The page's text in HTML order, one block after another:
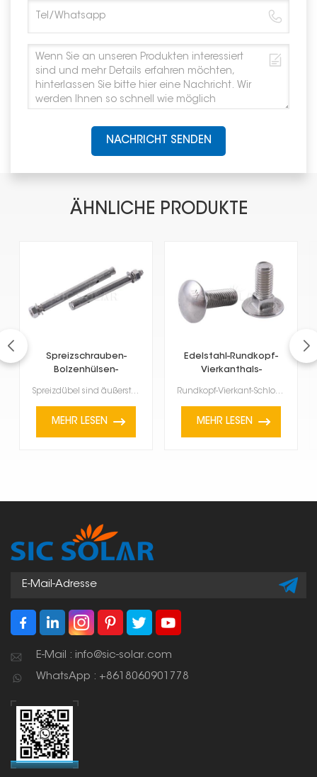
NACHRICHT SENDEN
ÄHNLICHE PRODUKTE
Spreizschrauben-
Bolzenhülsen-
Spreizdübel sind äußerst vielseitig und robust. Sie wurden für extrem stabile Verbindungen bei allen...
MEHR LESEN
Edelstahl-Rundkopf-
Vierkanthals-
Rundkopf-Vierkant-Schlossschrauben aus Edelstahl sind eine spezielle Art von Befestigungselementen u...
MEHR LESEN
E-Mail : info@sic-solar.com
WhatsApp : +8618060901778